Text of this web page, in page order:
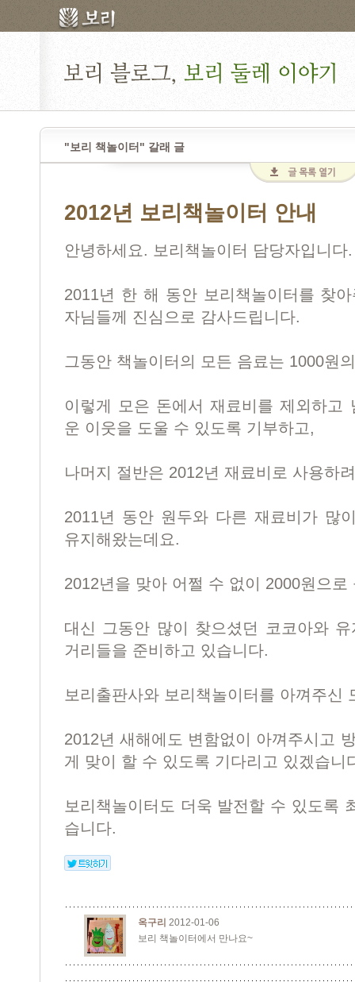
"보리 책놀이터" 갈래 글
2012년 보리책놀이터 안내
안녕하세요. 보리책놀이터 담당자입니다.
2011년 한 해 동안 보리책놀이터를 찾
자님들께 진심으로 감사드립니다.
그동안 책놀이터의 모든 음료는 1000원
이렇게 모은 돈에서 재료비를 제외하고
운 이웃을 도울 수 있도록 기부하고,
나머지 절반은 2012년 재료비로 사용하
2011년 동안 원두와 다른 재료비가 많
유지해왔는데요.
2012년을 맞아 어쩔 수 없이 2000원으로
대신 그동안 많이 찾으셨던 코코아와
거리들을 준비하고 있습니다.
보리출판사와 보리책놀이터를 아껴주신
2012년 새해에도 변함없이 아껴주시고
게 맞이 할 수 있도록 기다리고 있겠습니
보리책놀이터도 더욱 발전할 수 있도록
습니다.
옥구리 2012-01-06
보리 책놀이터에서 만나요~